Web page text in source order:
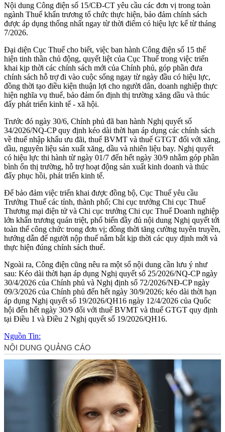
Nội dung Công điện số 15/CĐ-CT yêu cầu các đơn vị trong toàn
ngành Thuế khẩn trương tổ chức thực hiện, bảo đảm chính sách
được áp dụng thống nhất ngay từ thời điểm có hiệu lực kể từ tháng
7/2026.
Đại diện Cục Thuế cho biết, việc ban hành Công điện số 15 thể
hiện tinh thần chủ động, quyết liệt của Cục Thuế trong việc triển
khai kịp thời các chính sách mới của Chính phủ, góp phần đưa
chính sách hỗ trợ đi vào cuộc sống ngay từ ngày đầu có hiệu lực,
đồng thời tạo điều kiện thuận lợi cho người dân, doanh nghiệp thực
hiện nghĩa vụ thuế, bảo đảm ổn định thị trường xăng dầu và thúc
đẩy phát triển kinh tế - xã hội.
Trước đó ngày 30/6, Chính phủ đã ban hành Nghị quyết số
34/2026/NQ-CP quy định kéo dài thời hạn áp dụng các chính sách
về thuế nhập khẩu ưu đãi, thuế BVMT và thuế GTGT đối với xăng,
dầu, nguyên liệu sản xuất xăng, dầu và nhiên liệu bay. Nghị quyết
có hiệu lực thi hành từ ngày 01/7 đến hết ngày 30/9 nhằm góp phần
bình ổn thị trường, hỗ trợ hoạt động sản xuất kinh doanh và thúc
đẩy phục hồi, phát triển kinh tế.
Để bảo đảm việc triển khai được đồng bộ, Cục Thuế yêu cầu
Trưởng Thuế các tỉnh, thành phố; Chi cục trưởng Chi cục Thuế
Thương mại điện tử và Chi cục trưởng Chi cục Thuế Doanh nghiệp
lớn khẩn trương quán triệt, phổ biến đầy đủ nội dung Nghị quyết tới
toàn thể công chức trong đơn vị; đồng thời tăng cường tuyên truyền,
hướng dẫn để người nộp thuế nắm bắt kịp thời các quy định mới và
thực hiện đúng chính sách thuế.
Ngoài ra, Công điện cũng nêu ra một số nội dung cần lưu ý như
sau: Kéo dài thời hạn áp dụng Nghị quyết số 25/2026/NQ-CP ngày
30/4/2026 của Chính phủ và Nghị định số 72/2026/NĐ-CP ngày
09/3/2026 của Chính phủ đến hết ngày 30/9/2026; kéo dài thời hạn
áp dụng Nghị quyết số 19/2026/QH16 ngày 12/4/2026 của Quốc
hội đến hết ngày 30/9 đối với thuế BVMT và thuế GTGT quy định
tại Điều 1 và Điều 2 Nghị quyết số 19/2026/QH16.
Nguồn Tin: